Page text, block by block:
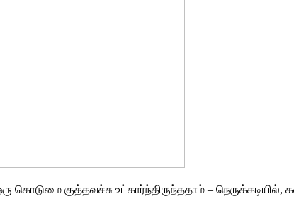
குத்தவச்சு உட்கார்ந்திருந்ததாம் – நெருக்கடியில்,